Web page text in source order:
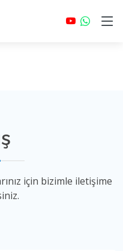
için bizimle iletişime